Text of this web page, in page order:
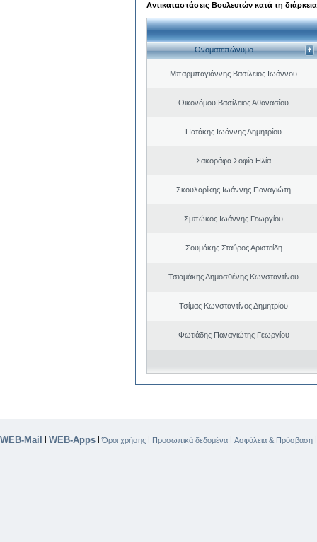
Αντικαταστάσεις Βουλευτών κατά τη
Ονοματεπώνυμο
Μπαρμπαγιάννης Βασίλειος Ιωάννου
Οικονόμου Βασίλειος Αθανασίου
Πατάκης Ιωάννης Δημητρίου
Σακοράφα Σοφία Ηλία
Σκουλαρίκης Ιωάννης Παναγιώτη
Σμπώκος Ιωάννης Γεωργίου
Σουμάκης Σταύρος Αριστείδη
Τσιαμάκης Δημοσθένης Κωνσταντίνου
Τσίμας Κωνσταντίνος Δημητρίου
Φωτιάδης Παναγιώτης Γεωργίου
WEB-Mail | WEB-Apps |Όροι χρήσης | Προσωπικά δεδομένα | Ασφάλεια & Πρόσβαση